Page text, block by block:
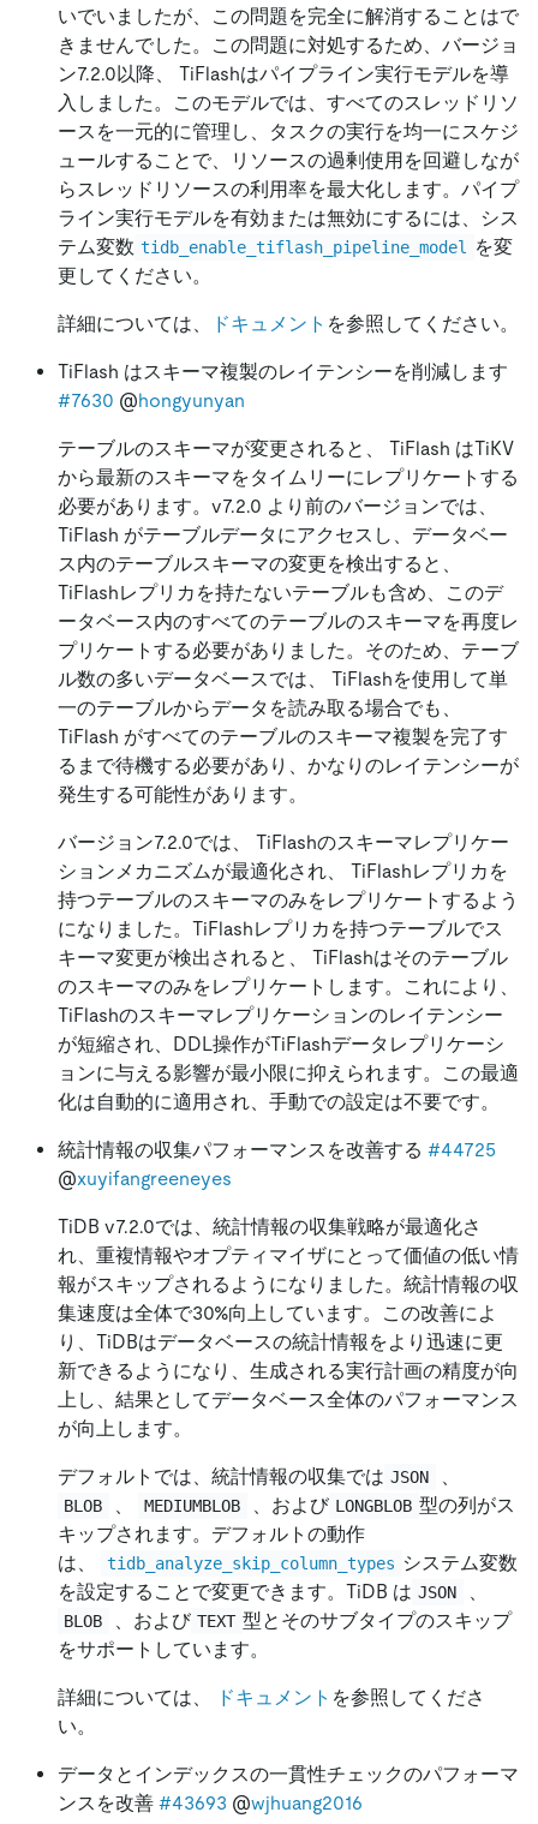
いでいましたが、この問題を完全に解消することはで
きませんでした。この問題に対処するため、バージョ
ン7.2.0以降、 TiFlashはパイプライン実行モデルを導
入しました。このモデルでは、すべてのスレッドリソ
ースを一元的に管理し、タスクの実行を均一にスケジ
ュールすることで、リソースの過剰使用を回避しなが
らスレッドリソースの利用率を最大化します。パイプ
ライン実行モデルを有効または無効にするには、シス
テム変数 tidb_enable_tiflash_pipeline_model
を変
更してください。
詳細については、 ドキュメント を参照してください。
TiFlash はスキーマ複製のレイテンシーを削減します
#7630 @hongyunyan
テーブルのスキーマが変更されると、 TiFlash はTiKV
から最新のスキーマをタイムリーにレプリケートする
必要があります。v7.2.0 より前のバージョンでは、
TiFlash がテーブルデータにアクセスし、データベー
ス内のテーブルスキーマの変更を検出すると、
TiFlashレプリカを持たないテーブルも含め、このデ
ータベース内のすべてのテーブルのスキーマを再度レ
プリケートする必要がありました。そのため、テーブ
ル数の多いデータベースでは、 TiFlashを使用して単
一のテーブルからデータを読み取る場合でも、
TiFlash がすべてのテーブルのスキーマ複製を完了す
るまで待機する必要があり、かなりのレイテンシーが
発生する可能性があります。
バージョン7.2.0では、 TiFlashのスキーマレプリケー
ションメカニズムが最適化され、 TiFlashレプリカを
持つテーブルのスキーマのみをレプリケートするよう
になりました。TiFlashレプリカを持つテーブルでス
キーマ変更が検出されると、 TiFlashはそのテーブル
のスキーマのみをレプリケートします。これにより、
TiFlashのスキーマレプリケーションのレイテンシー
が短縮され、DDL操作がTiFlashデータレプリケーシ
ョンに与える影響が最小限に抑えられます。この最適
化は自動的に適用され、手動での設定は不要です。
統計情報の収集パフォーマンスを改善する #44725
@xuyifangreeneyes
TiDB v7.2.0では、統計情報の収集戦略が最適化さ
れ、重複情報やオプティマイザにとって価値の低い情
報がスキップされるようになりました。統計情報の収
集速度は全体で30%向上しています。この改善によ
り、TiDBはデータベースの統計情報をより迅速に更
新できるようになり、生成される実行計画の精度が向
上し、結果としてデータベース全体のパフォーマンス
が向上します。
デフォルトでは、統計情報の収集では JSON
BLOB MEDIUMBLOB 、および LONGBLOB 型の列がス
キップされます。デフォルトの動作
は、
tidb_analyze_skip_column_types システム変数
を設定することで変更できます。TiDB は JSON
BLOB 、および TEXT 型とそのサブタイプのスキップ
をサポートしています。
詳細については、 ドキュメント を参照してくださ
い。
データとインデックスの一貫性チェックのパフォーマ
ンスを改善 #43693 @wjhuang2016